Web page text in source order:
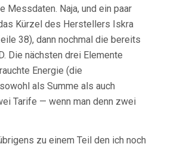
Messdaten. Naja, und ein paar
Kürzel des Herstellers Iskra
38), dann nochmal die bereits
Die nächsten drei Elemente
Energie (die
als Summe als auch
Tarife — wenn man denn zwei
zu einem Teil den ich noch